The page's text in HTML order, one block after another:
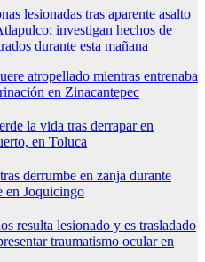
lesionadas tras aparente asalto
investigan hechos de
durante esta mañana
atropellado mientras entrenaba
en Zinacantepec
la vida tras derrapar en
en Toluca
derrumbe en zanja durante
en Joquicingo
resulta lesionado y es trasladado
traumatismo ocular en